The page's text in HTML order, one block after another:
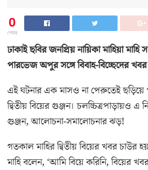
0
শেয়ার
ঢাকাই ছবির জনপ্রিয় নায়িকা মাহিয়া মাহি
পারভেজ অপুর সঙ্গে বিবাহ-বিচ্ছেদের খবর
এই ঘটনার এক মাসও না পেরুতেই ছড়িয়ে
দ্বিতীয় বিয়ের গুঞ্জন। চলচ্চিত্রপাড়ায়ও এ
গুঞ্জন, আলোচনা-সমালোচনার ঝড়!
গতকাল মাহির দ্বিতীয় বিয়ের খবর চাউর
মাহি বলেন, ‘আমি বিয়ে করিনি, বিয়ের